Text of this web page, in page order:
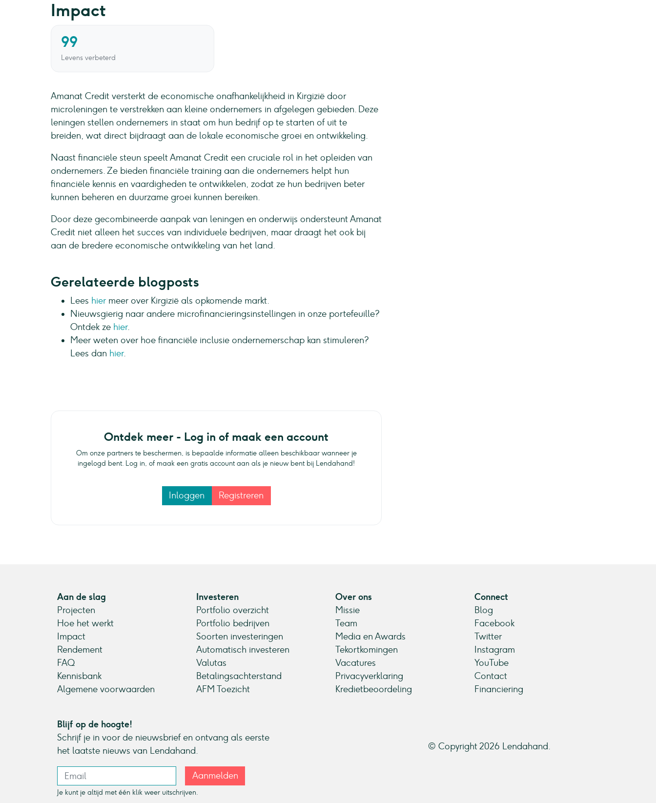
Impact
99
Levens verbeterd
Amanat Credit versterkt de economische onafhankelijkheid in Kirgizië door
microleningen te verstrekken aan kleine ondernemers in afgelegen gebieden. Deze
leningen stellen ondernemers in staat om hun bedrijf op te starten of uit te
breiden, wat direct bijdraagt aan de lokale economische groei en ontwikkeling.
Naast financiële steun speelt Amanat Credit een cruciale rol in het opleiden van
ondernemers. Ze bieden financiële training aan die ondernemers helpt hun
financiële kennis en vaardigheden te ontwikkelen, zodat ze hun bedrijven beter
kunnen beheren en duurzame groei kunnen bereiken.
Door deze gecombineerde aanpak van leningen en onderwijs ondersteunt Amanat
Credit niet alleen het succes van individuele bedrijven, maar draagt het ook bij
aan de bredere economische ontwikkeling van het land.
Gerelateerde blogposts
Lees hiermeer over Kirgizië als opkomende markt.
Nieuwsgierig naar andere microfinancieringsinstellingen in onze portefeuille?
Ontdek ze hier.
Meer weten over hoe financiële inclusie ondernemerschap kan stimuleren?
Lees dan hier.
Ontdek meer - Log in of maak een account
Om onze partners te beschermen, is bepaalde informatie alleen beschikbaar wanneer je
ingelogd bent. Log in, of maak een gratis account aan als je nieuw bent bij Lendahand!
Inloggen Registreren
Aan de slag
Projecten
Hoe het werkt
Impact
Rendement
FAQ
Kennisbank
Algemene voorwaarden
Investeren
Portfolio overzicht
Portfolio bedrijven
Soorten investeringen
Automatisch investeren
Valutas
Betalingsachterstand
AFM Toezicht
Over ons
Missie
Team
Media en Awards
Tekortkomingen
Vacatures
Privacyverklaring
Kredietbeoordeling
Connect
Blog
Facebook
Twitter
Instagram
YouTube
Contact
Financiering
Blijf op de hoogte!
Schrijf je in voor de nieuwsbrief en ontvang als eerste
het laatste nieuws van Lendahand.
Aanmelden
Je kunt je altijd met één klik weer uitschrijven.
© Copyright 2026 Lendahand.